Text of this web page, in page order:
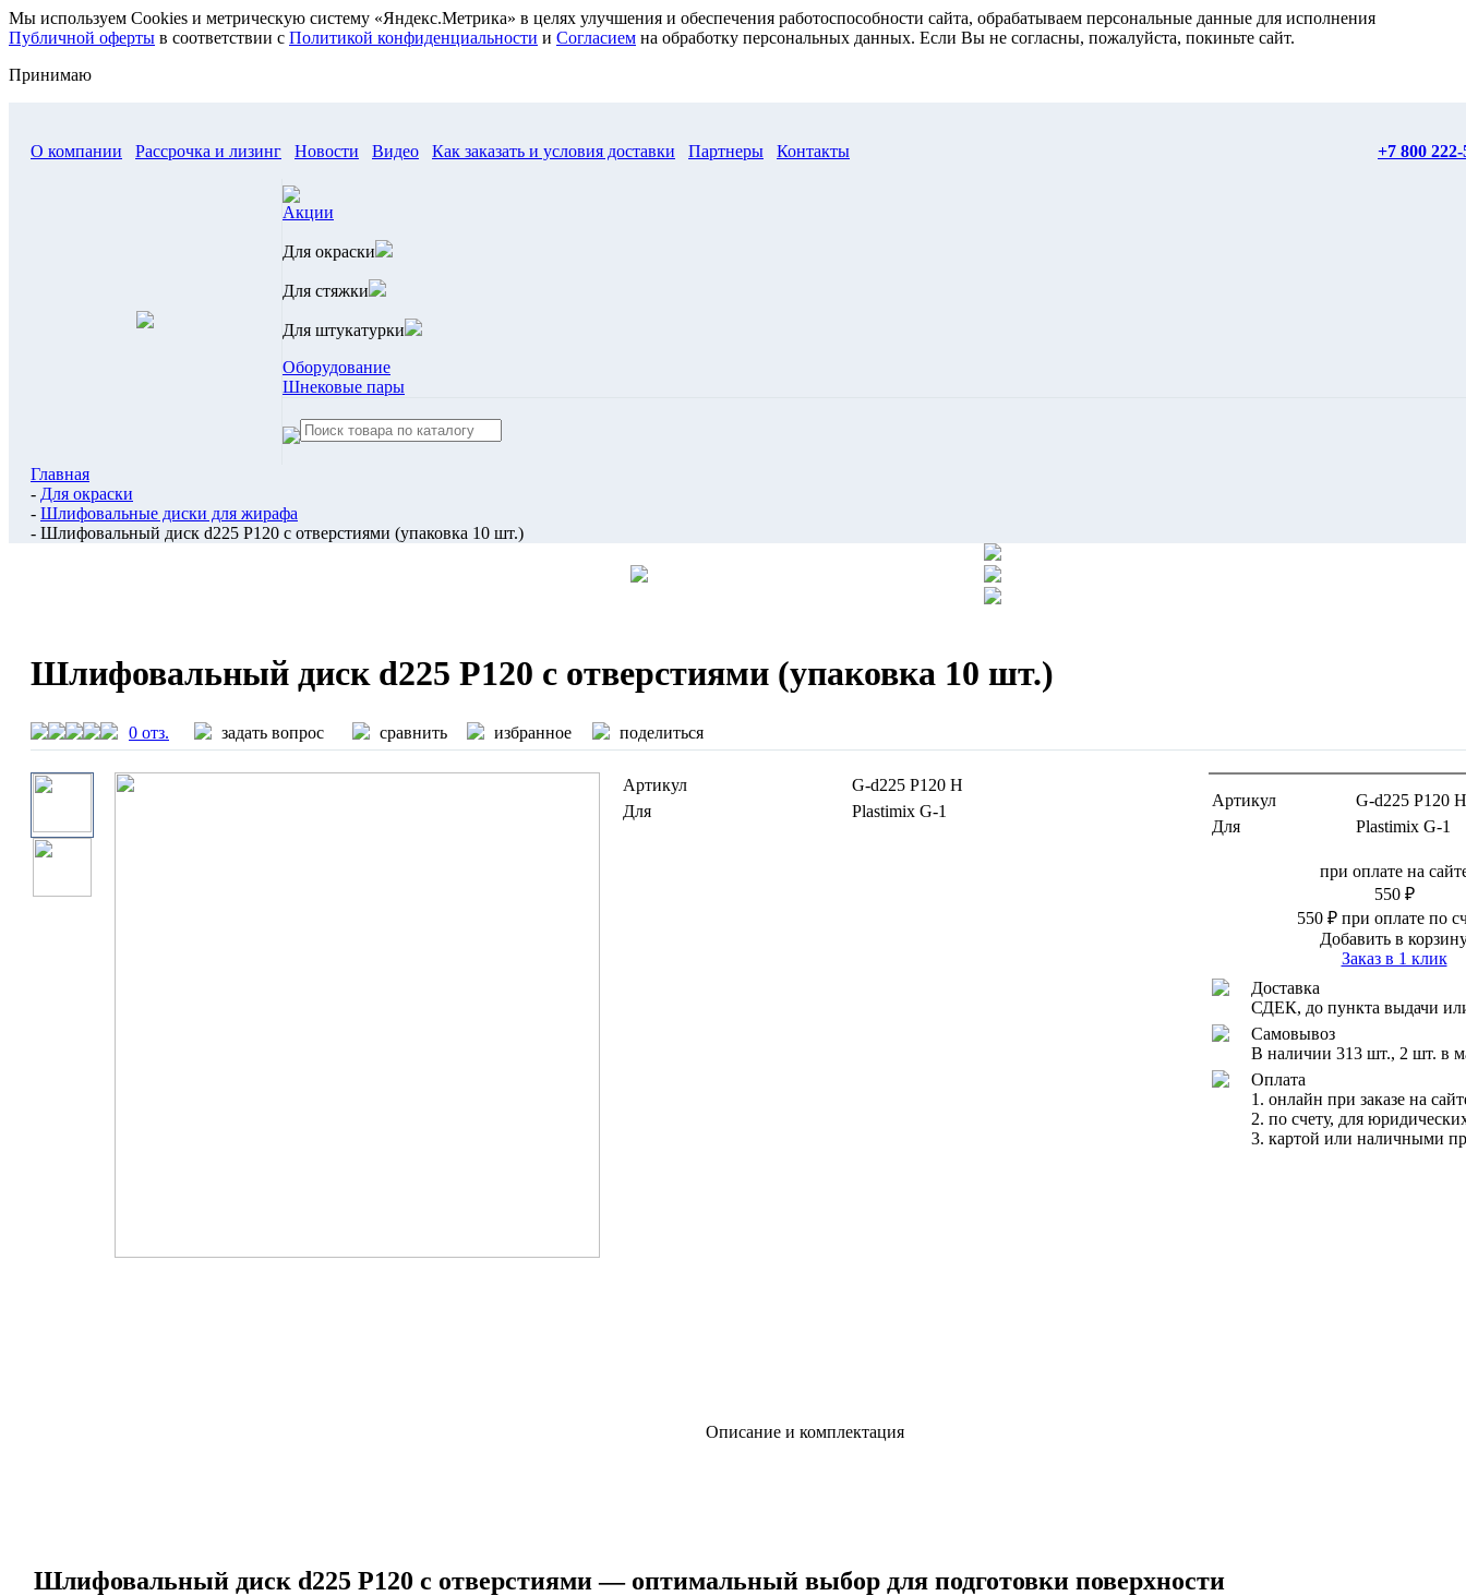
Мы используем Cookies и метрическую систему «Яндекс.Метрика» в целях улучшения и обеспечения работоспособности сайта, обрабатываем персональные данные для исполнения
Публичной оферты в соответствии с Политикой конфиденциальности и Согласием на обработку персональных данных. Если Вы не согласны, пожалуйста, покиньте сайт.
Принимаю
О компании Рассрочка и лизинг Новости Видео Как заказать и условия доставки Партнеры Контакты +7 800
Акции
Для окраски
Для стяжки
Для штукатурки
Оборудование
Шнековые пары
Главная
- Для окраски
- Шлифовальные диски для жирафа
- Шлифовальный диск d225 P120 с отверстиями (упаковка 10 шт.)
Шлифовальный диск d225 P120 с отверстиями (упаковка 10 шт.)
0 отз. задать вопрос сравнить избранное поделиться
Артикул
G-d225 P120 H
Для
Plastimix G-1
Артикул
G-d225 P120 H
Для
Plastimix G-1
при оплате на
550 ₽
550 ₽ при оплате по
Добавить в
Заказ в 1 клик
Доставка
СДЕК, до пункта выдачи
Самовывоз
В наличии 313 шт., 2 шт. в
Оплата
1. онлайн при заказе на
2. по счету, для
3. картой или наличными
Описание и комплектация
Шлифовальный диск d225 P120 с отверстиями — оптимальный выбор для подготовки поверхности